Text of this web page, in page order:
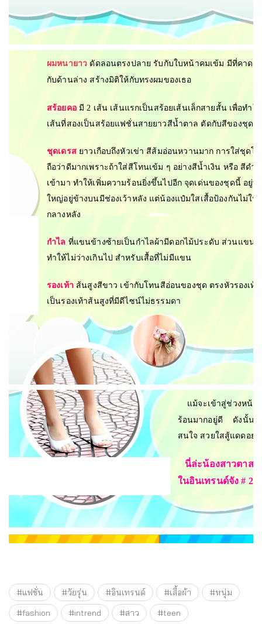
ผมหนายาว ดัดลอนตรงปลาย รับกับใบหน้าคมเข้ม มีที่คาดผ
กับด้านล่าง สร้างมิติให้กับทรงผมของเธอ
สร้อยคอมี 2 เส้น เส้นแรกเป็นสร้อยเส้นเล็กสายสั้น เพื่อทำใ
เส้นที่สองเป็นสร้อยแฟชั่นสายยาวสีน้ำตาล ตัดกับสีของชุด
ชุดเดรส ยาวเกือบถึงหัวเข่า สีส้มอ่อนหวานมาก การใส่ชุด
ถือว่าดีมากเพราะถ้าใส่สีโทนเข้ม ๆ อย่างสีน้ำเงิน หรือ สีดำ
เข้ามา ทำให้เพิ่มความร้อนยิ่งขึ้นไปอีก จุดเด่นของชุดนี้ อยู่ที่
ใหญ่อยู่ข้างบนมีช่องเว้าหลัง แต่น้องแป๋มใสเสื้อป้องกันไม่ให้
กลางหลัง
กำไล ที่แขนข้างซ้ายเป็นกำไลผ้ามีดอกไม้ประดับ ส่วนแขนข
ทำให้ไม่ว่างเกินไป สำหรับเสื้อที่ไม่มีแขน
รองเท้า ส้นสูงสีขาว เข้ากับโทนสีอ่อนของชุด ตรงหัวรองเท้า
เป็นรองเท้าส้นสูงที่มีดีไซน์ไม่ธรรมดา
แม้จะเข้าสู่ช่วงหน้า
ร้อนมากอยู่ดี ดังนั้นก
สนใจ สวยใสสู้แดดอย่า
นี่ล่ะน้องสาวตาสว
ในอินเทรนด์จัง # 21
#แฟชั่น #วัยรุ่น #อินเทรนด์ #เสื้อผ้า
#หนุ่ม
#fashion
#intrend #สาว #teen